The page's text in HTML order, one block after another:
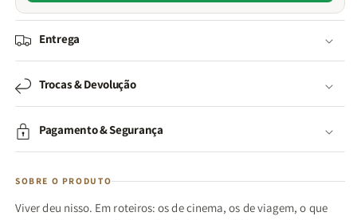
Entrega
Trocas & Devolução
Pagamento & Segurança
SOBRE O PRODUTO
Viver deu nisso. Em roteiros: os de cinema, os de viagem, o que